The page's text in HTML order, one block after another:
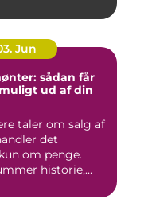
Jun
sådan får
ud af din
taler om salg af
det
om penge.
historie,